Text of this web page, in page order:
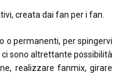
creata dai fan per i fan.
o permanenti, per spingervi
sono altrettante possibilità
realizzare fanmix, girare